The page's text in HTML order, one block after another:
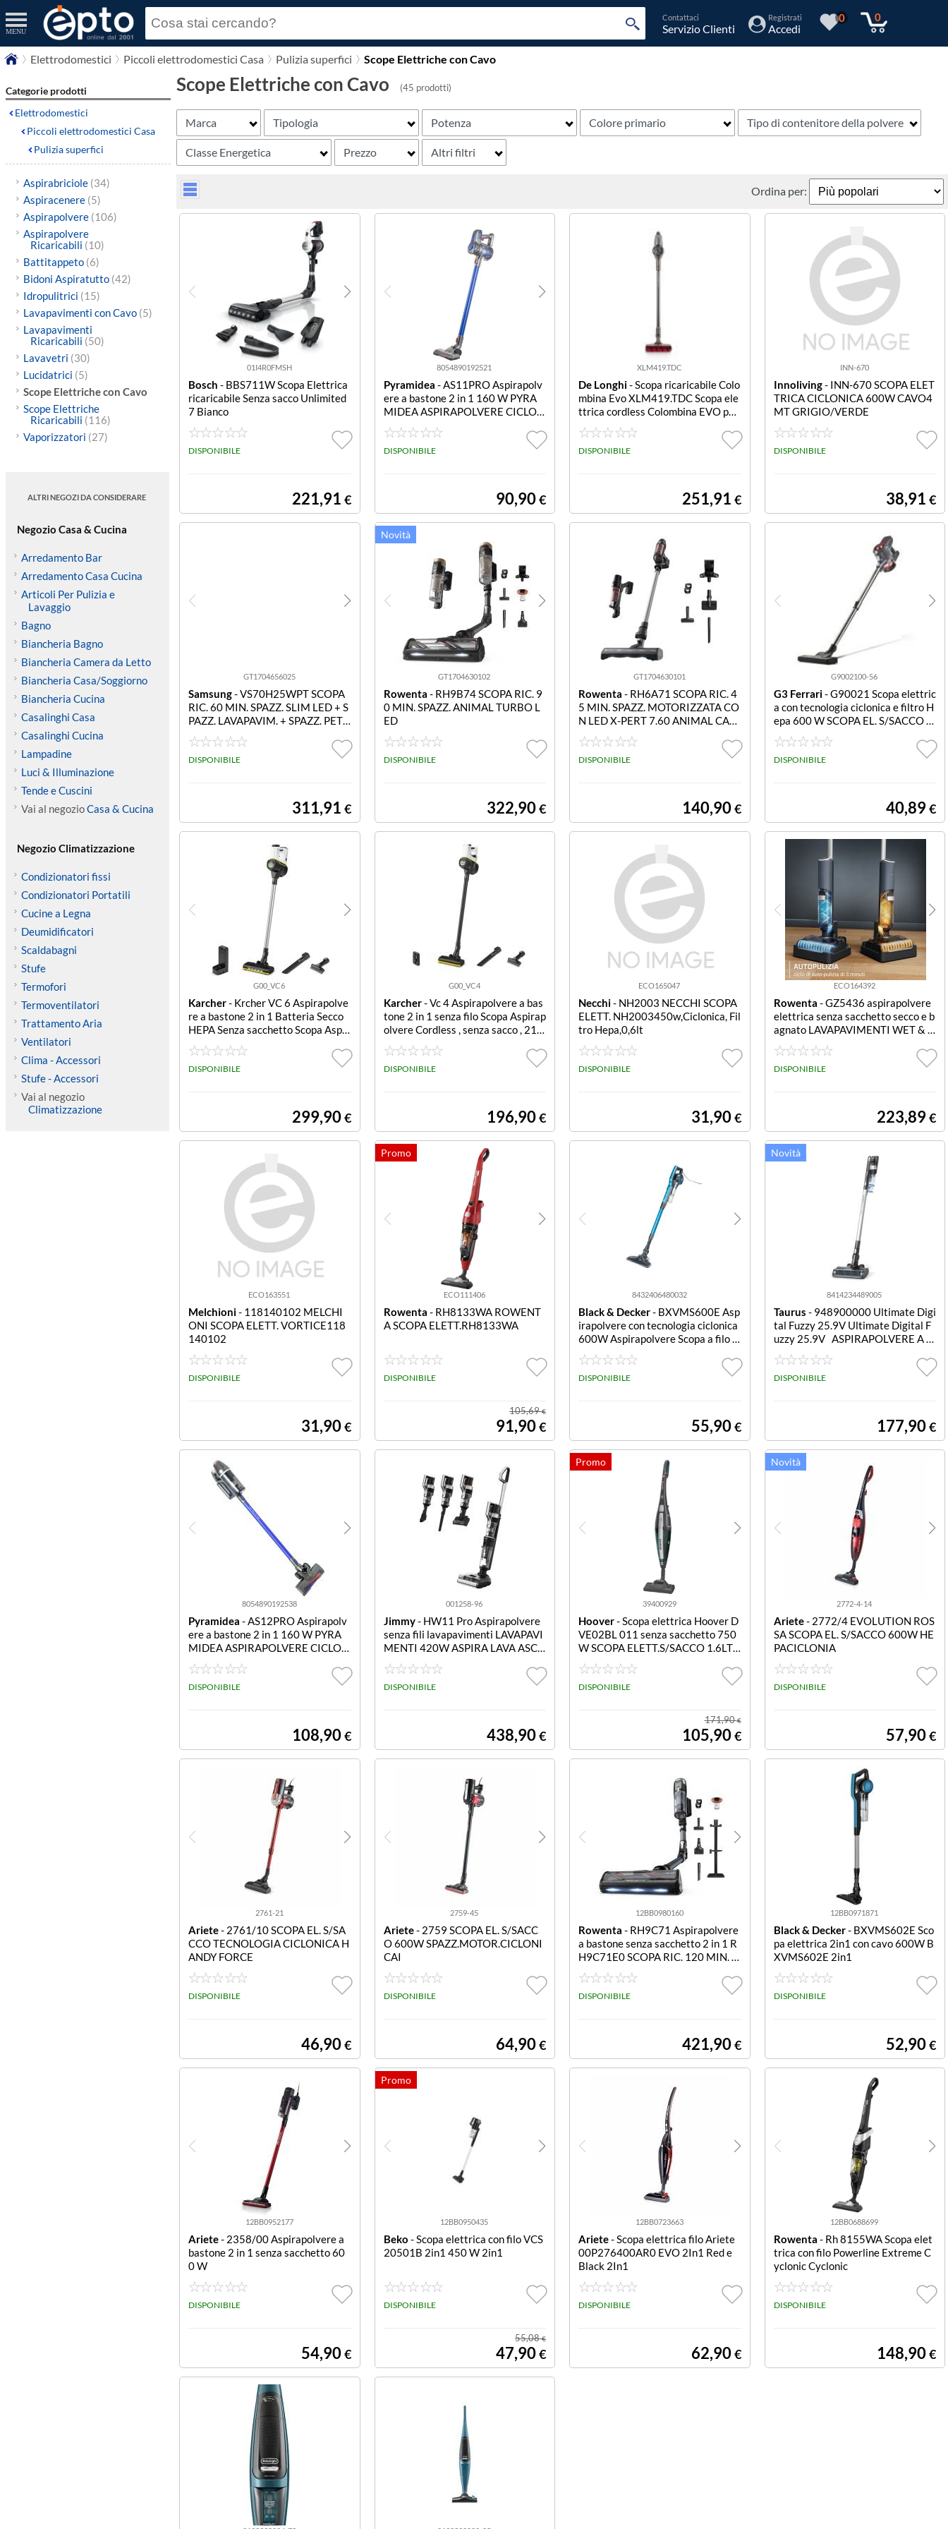
MENU
Contattaci
Servizio Clienti
Registrati
Accedi
0 0
Elettrodomestici Piccoli elettrodomestici Casa Pulizia superfici Scope Elettriche con Cavo
Categorie prodotti
Elettrodomestici
Piccoli elettrodomestici Casa
Pulizia superfici
Aspirabriciole (34)
Aspiracenere (5)
Aspirapolvere (106)
Aspirapolvere
Ricaricabili (10)
Battitappeto (6)
Bidoni Aspiratutto (42)
Idropulitrici (15)
Lavapavimenti con Cavo (5)
Lavapavimenti
Ricaricabili (50)
Lavavetri (30)
Lucidatrici (5)
Scope Elettriche con Cavo
Scope Elettriche
Ricaricabili (116)
Vaporizzatori (27)
ALTRI NEGOZI DA CONSIDERARE
Negozio Casa & Cucina
Arredamento Bar
Arredamento Casa Cucina
Articoli Per Pulizia e
Lavaggio
Bagno
Biancheria Bagno
Biancheria Camera da Letto
Biancheria Casa/Soggiorno
Biancheria Cucina
Casalinghi Casa
Casalinghi Cucina
Lampadine
Luci & Illuminazione
Tende e Cuscini
Vai al negozioCasa & Cucina
Negozio Climatizzazione
Condizionatori fissi
Condizionatori Portatili
Cucine a Legna
Deumidificatori
Scaldabagni
Stufe
Termofori
Termoventilatori
Trattamento Aria
Ventilatori
Clima - Accessori
Stufe - Accessori
Vai al negozio
Climatizzazione
Scope Elettriche con Cavo (45 prodotti)
Marca Tipologia Potenza Colore primario Tipo di contenitore della polvere
Classe Energetica Prezzo Altri filtri
Ordina per:
01I4R0FMSH
Bosch - BBS711W Scopa Elettrica
ricaricabile Senza sacco Unlimited
7 Bianco
DISPONIBILE
221,91 €
8054890192521
Pyramidea - AS11PRO Aspirapolv
ere a bastone 2 in 1 160 W PYRA
MIDEA ASPIRAPOLVERE CICLON
ICO RICARICABILE MOTORE
DISPONIBILE
90,90€
XLM419.TDC
De Longhi- Scopa ricaricabile Colo
mbina Evo XLM419.TDC Scopa ele
ttrica cordless Colombina EVO pot
enza di aspirazione da 400W, 30 m
inuti di autonomia e tempi di ricaric
a veloci; Pulisci pavimenti duri, tap
et con la spazzola motorizzata
DISPONIBILE
251,91 €
INN-670
Innoliving- INN-670 SCOPA ELET
TRICA CICLONICA 600W CAVO4
MT GRIGIO/VERDE
DISPONIBILE
38,91 €
GT1704656025
Samsung- VS70H25WPT SCOPA
RIC. 60 MIN. SPAZZ. SLIM LED + S
PAZZ. LAVAPAVIM. + SPAZZ. PET
M VS70H25WPT SCOPA RIC. 60
MIN. SPAZZ. SLIM LED + SPAZZ. L
AVAPAVIM. + SPAZZ. PET MINI+ J
DISPONIBILE
311,91 €
GT1704630102
Rowenta - RH9B74 SCOPA RIC. 9
0 MIN. SPAZZ. ANIMAL TURBO L
ED
DISPONIBILE
322,90€
GT1704630101
Rowenta - RH6A71 SCOPA RIC. 4
5 MIN. SPAZZ. MOTORIZZATA CO
N LED X-PERT 7.60 ANIMAL CAR
E
DISPONIBILE
140,90€
G9002100-56
G3 Ferrari- G90021 Scopa elettric
a con tecnologia ciclonica e filtro H
epa 600 W SCOPA EL. S/SACCO 6
00W CICLONICO SPAZZOLA PAR
QUET
DISPONIBILE
40,89€
G00_VC6
Karcher- Krcher VC 6 Aspirapolve
re a bastone 2 in 1 Batteria Secco
HEPA Senza sacchetto Scopa Aspir
apolvere Cordless , senza sacco , 2
5,2 V , Aut. Max 50 min , HEPA 12,
Accessori
DISPONIBILE
299,90€
G00_VC4
Karcher- Vc 4 Aspirapolvere a bas
tone 2 in 1 senza filo Scopa Aspirap
olvere Cordless , senza sacco , 21,6
V , Aut. Max 30 min , Filtro in schiu
ma, Accessori
DISPONIBILE
196,90€
ECO165047
Necchi- NH2003 NECCHI SCOPA
ELETT. NH2003450w,Ciclonica, Fil
tro Hepa,0,6lt
DISPONIBILE
31,90€
ECO164392
Rowenta - GZ5436 aspirapolvere
elettrica senza sacchetto secco e b
agnato LAVAPAVIMENTI WET & D
RY X-CLEAN 5 PRO
DISPONIBILE
223,89€
ECO163551
Melchioni- 118140102 MELCHI
ONI SCOPA ELETT. VORTICE118
140102
DISPONIBILE
31,90€
ECO111406
Rowenta - RH8133WA ROWENT
A SCOPA ELETT.RH8133WA
DISPONIBILE
105,69€
91,90€
8432406480032
Black & Decker- BXVMS600E Asp
irapolvere con tecnologia ciclonica
600W Aspirapolvere Scopa a filo s
enza sacco, sistema ciclonico 600
W. Filtro a tre stadi, filtro HEPA 12,
capacitÃ?Â di suzione 18KPA. Acc
DISPONIBILE
55,90€
8414234489005
Taurus - 948900000 Ultimate Digi
tal Fuzzy 25.9V Ultimate Digital F
uzzy 25.9V ASPIRAPOLVERE A B
ASTONE. Batterie al litio rimovibili
da 25,9 V. DRIVER DIGITALE Mot
ore brushless. Potente: 350 W, picc
one di 20.000 PA.. 40 min. au
DISPONIBILE
177,90€
8054890192538
Pyramidea - AS12PRO Aspirapolv
ere a bastone 2 in 1 160 W PYRA
MIDEA ASPIRAPOLVERE CICLON
ICO RICARICABILE MOTORE
DISPONIBILE
108,90€
001258-96
Jimmy- HW11 Pro Aspirapolvere
senza fili lavapavimenti LAVAPAVI
MENTI 420W ASPIRA LAVA ASCI
UGA CON ACCESSORI
DISPONIBILE
438,90€
39400929
Hoover- Scopa elettrica Hoover D
VE02BL 011 senza sacchetto 750
W SCOPA ELETT.S/SACCO 1.6LT
CYCLEAN DIVA EVO GRIGIO
DISPONIBILE
171,90€
105,90€
2772-4-14
Ariete- 2772/4 EVOLUTION ROS
SA SCOPA EL. S/SACCO 600W HE
PACICLONIA
DISPONIBILE
57,90€
2761-21
Ariete- 2761/10 SCOPA EL. S/SA
CCO TECNOLOGIA CICLONICA H
ANDY FORCE
DISPONIBILE
46,90€
2759-45
Ariete- 2759 SCOPA EL. S/SACC
O 600W SPAZZ.MOTOR.CICLONI
CAI
DISPONIBILE
64,90€
12BB0980160
Rowenta - RH9C71 Aspirapolvere
a bastone senza sacchetto 2 in 1 R
H9C71E0 SCOPA RIC. 120 MIN. S
PAZZ. NEO CON LED X-FORCE FL
EX 16.60
DISPONIBILE
421,90€
12BB0971871
Black & Decker- BXVMS602E Sco
pa elettrica 2in1 con cavo 600W B
XVMS602E 2in1
DISPONIBILE
52,90€
12BB0952177
Ariete- 2358/00 Aspirapolvere a
bastone 2 in 1 senza sacchetto 60
0 W
DISPONIBILE
54,90€
12BB0950435
Beko - Scopa elettrica con filo VCS
20501B 2in1 450 W 2in1
DISPONIBILE
55,08€
47,90€
12BB0723663
Ariete- Scopa elettrica filo Ariete
00P276400AR0 EVO 2In1 Red e
Black 2In1
DISPONIBILE
62,90€
12BB0688699
Rowenta - Rh 8155WA Scopa elet
trica con filo Powerline Extreme C
yclonic Cyclonic
DISPONIBILE
148,90€